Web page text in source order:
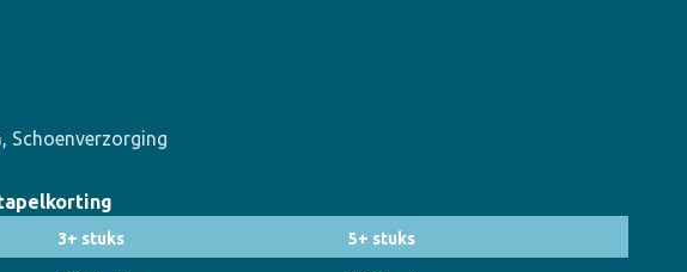
, Schoenverzorging
3+ stuks 5+ stuks